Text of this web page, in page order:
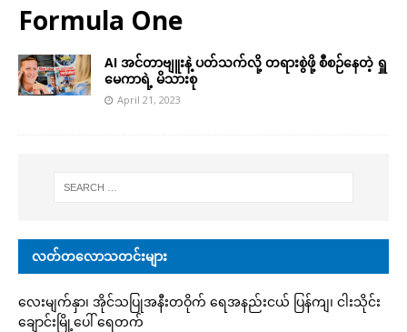
Formula One
AI အင်တာဗျူးနဲ့ ပတ်သက်လို့ တရားစွဲဖို့ စီစဉ်နေတဲ့ ရှူ
မေကာရဲ့ မိသားစု
April 21, 2023
လတ်တလောသတင်းများ
လေးမျက်နှာ၊ အိုင်သပြုအနီးတဝိုက် ရေအနည်းငယ် ပြန်ကျ၊ ငါးသိုင်း
ချောင်းမြို့ပေါ် ရေတက်